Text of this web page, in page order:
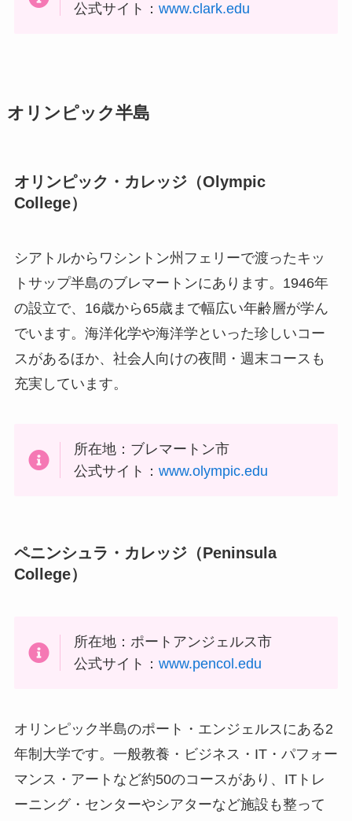
公式サイト：www.clark.edu
オリンピック半島
オリンピック ・カレッジ（Olympic
College）
シアトルからワシントン州フェリーで渡ったキッ
トサップ半島のブレマートンにあります。1946年
の設立で、16歳から65歳まで幅広い年齢層が学ん
でいます。海洋化学や海洋学といった珍しいコー
スがあるほか、社会人向けの夜間・週末コースも
充実しています。
所在地：ブレマートン市
公式サイト：www.olympic.edu
ペニンシュラ・カレッジ（Peninsula
College）
所在地：ポートアンジェルス市
公式サイト：www.pencol.edu
オリンピック半島のポート・エンジェルスにある2
年制大学です。一般教養・ビジネス・IT・パフォー
マンス・アートなど約50のコースがあり、ITトレ
ーニング・センターやシアターなど施設も整って